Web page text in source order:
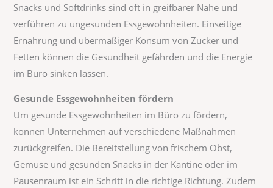
Snacks und Softdrinks sind oft in greifbarer Nähe und
verführen zu ungesunden Essgewohnheiten. Einseitige
Ernährung und übermäßiger Konsum von Zucker und
Fetten können die Gesundheit gefährden und die Energie
im Büro sinken lassen.
Gesunde Essgewohnheiten fördern
Um gesunde Essgewohnheiten im Büro zu fördern,
können Unternehmen auf verschiedene Maßnahmen
zurückgreifen. Die Bereitstellung von frischem Obst,
Gemüse und gesunden Snacks in der Kantine oder im
Pausenraum ist ein Schritt in die richtige Richtung. Zudem